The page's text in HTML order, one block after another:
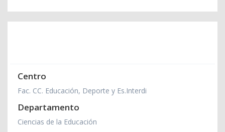
Centro
Fac. CC. Educación, Deporte y Es.Interdi
Departamento
Ciencias de la Educación